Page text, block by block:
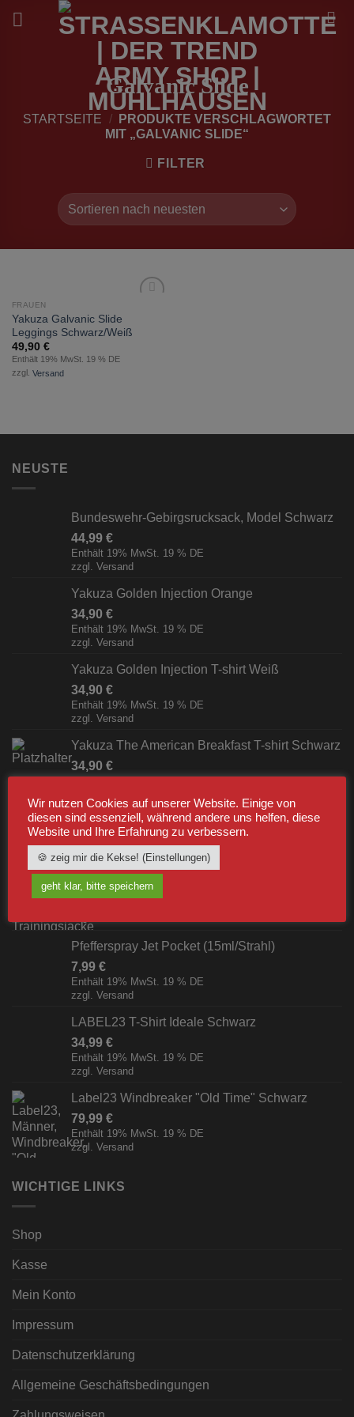
Inhalt
Galvanic Slide
STARTSEITE /
PRODUKTE VERSCHLAGWORTET
MIT „GALVANIC SLIDE“
FILTER
Wunschliste
hinzufügen
FRAUEN
Yakuza Galvanic Slide
Leggings Schwarz/Weiß
49,90 €
Enthält 19% MwSt. 19 % DE
zzgl. Versand
NEUSTE
Bundeswehr-Gebirgsrucksack, Model Schwarz
44,99 €
Enthält 19% MwSt. 19 % DE
zzgl. Versand
Yakuza Golden Injection Orange
34,90 €
Enthält 19% MwSt. 19 % DE
zzgl. Versand
Yakuza Golden Injection T-shirt Weiß
34,90 €
Enthält 19% MwSt. 19 % DE
zzgl. Versand
Yakuza The American Breakfast T-shirt Schwarz
34,90 €
Enthält 19% MwSt. 19 % DE
BESTSELLER
Label23 Trainingsjacke "TS 23 White"
Schwarz/Weiß [Digital]
Pfefferspray Jet Pocket (15ml/Strahl)
7,99 €
Enthält 19% MwSt. 19 % DE
zzgl. Versand
LABEL23 T-Shirt Ideale Schwarz
34,99 €
Enthält 19% MwSt. 19 % DE
zzgl. Versand
Label23 Windbreaker "Old Time" Schwarz
79,99 €
Enthält 19% MwSt. 19 % DE
zzgl. Versand
WICHTIGE LINKS
Shop
Kasse
Mein Konto
Impressum
Datenschutzerklärung
Allgemeine Geschäftsbedingungen
Wir nutzen Cookies auf unserer Website. Einige von
diesen sind essenziell, während andere uns helfen, diese
Website und Ihre Erfahrung zu verbessern.
🍪 zeig mir die Kekse! (Einstellungen)
geht klar, bitte speichern